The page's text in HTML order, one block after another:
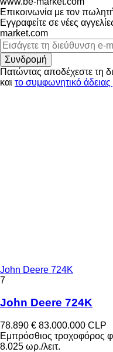
Επικοινωνία με τον
Εγγραφείτε σε νέες
market.com
Συνδρομή
Πατώντας αποδέχεστε τη
και το συμφωνητικό
John Deere 724K
7
John Deere 724K
78.890 € 83.000.000 CLP
Εμπρόσθιος τροχοφόρος
8.025 ωρ./λειτ.